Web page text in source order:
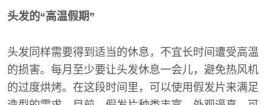
头发的“高温假期”
头发同样需要得到适当的休息，不宜长时间遭受高温
的损害。每月至少要让头发休息一会儿，避免热风机
的过度烘烤。在这段时间里，可以使用假发片来满足